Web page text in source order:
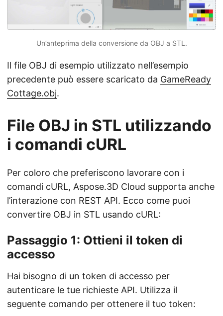
Un’anteprima della conversione da OBJ a STL.
Il file OBJ di esempio utilizzato nell’esempio
precedente può essere scaricato da GameReady
Cottage.obj.
File OBJ in STL utilizzando
i comandi cURL
Per coloro che preferiscono lavorare con i
comandi cURL, Aspose.3D Cloud supporta anche
l’interazione con REST API. Ecco come puoi
convertire OBJ in STL usando cURL:
Passaggio 1: Ottieni il token di
accesso
Hai bisogno di un token di accesso per
autenticare le tue richieste API. Utilizza il
seguente comando per ottenere il tuo token: